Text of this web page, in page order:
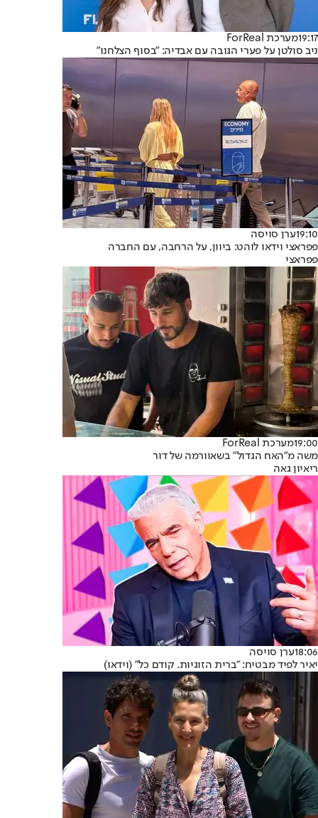
19:17מערכת ForReal
ניב סולטן על פערי הגובה עם אבדיה: "בסוף הצלחנו"
19:10ערן סויסה
פפראצי וידאו לוהט: ביוון, על הרחבה, עם החברה
פפראצי
19:00מערכת ForReal
משה מ"האח הגדול" בשאוורמה של דור
ריאיון גאה
18:06ערן סויסה
יאיר לפיד מבטיח: "ברית הזוגיות. קודם כל" (וידאו)